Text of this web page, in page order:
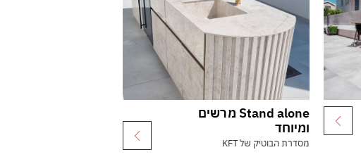
Stand alone מרשים
ומיוחד
מסדרת הבוטיק של KFT